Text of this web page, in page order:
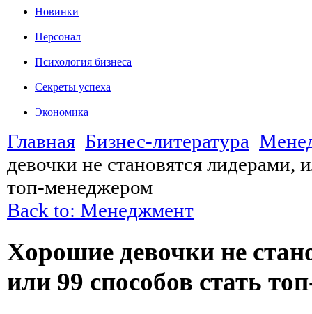
Новинки
Персонал
Психология бизнеса
Секреты успеха
Экономика
Главная Бизнес-литература
девочки не становятся лидерами,
топ-менеджером
Back to: Менеджмент
Хорошие девочки не
или 99 способов стать